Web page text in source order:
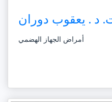
د . يعقوب دوران
أمراض الجهاز الهضمي